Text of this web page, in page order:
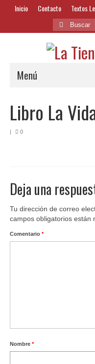
Inicio Contacto Textos
Buscar
por:
Menú
Bazar
Banderas
Ofertas y lotes
Libro La
| 0
Deja una
Tu dirección de correo
campos obligatorios están
Comentario *
Nombre *